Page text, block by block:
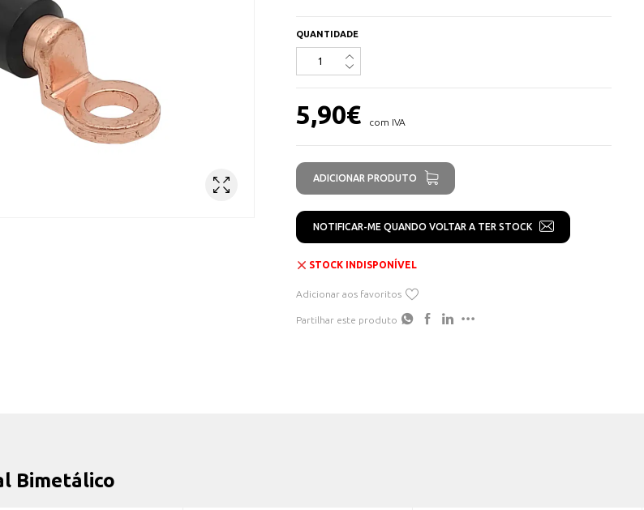
QUANTIDADE
5,90€ com IVA
ADICIONAR PRODUTO
NOTIFICAR-ME QUANDO VOLTAR A TER STOCK
STOCK INDISPONÍVEL
Adicionar aos favoritos
Partilhar este produto
Bimetálico